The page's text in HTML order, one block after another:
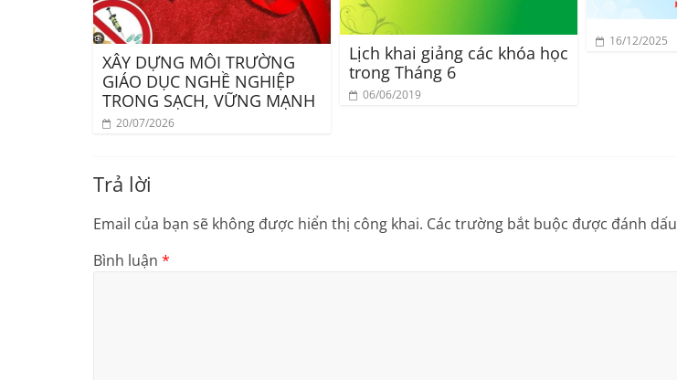
XÂY DỰNG MÔI TRƯỜNG
GIÁO DỤC NGHỀ NGHIỆP
TRONG SẠCH, VỮNG MẠNH
20/07/2026
Lịch khai giảng các khóa học
trong Tháng 6
06/06/2019
16/12/2025
Trả lời
Email của bạn sẽ không được hiển thị công khai. Các trường bắt buộc được đánh dấu
Bình luận *